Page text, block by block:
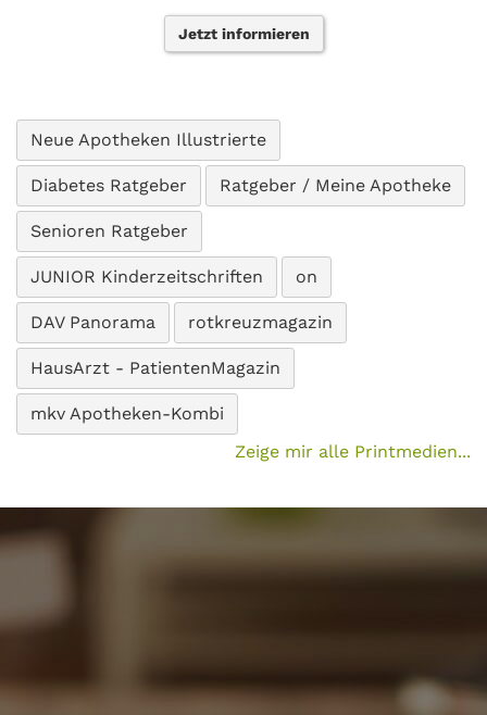
Jetzt informieren
Neue Apotheken Illustrierte
Diabetes Ratgeber Ratgeber / Meine Apotheke
Senioren Ratgeber
JUNIOR Kinderzeitschriften on
DAV Panorama rotkreuzmagazin
HausArzt - PatientenMagazin
mkv Apotheken-Kombi
Zeige mir alle Printmedien...